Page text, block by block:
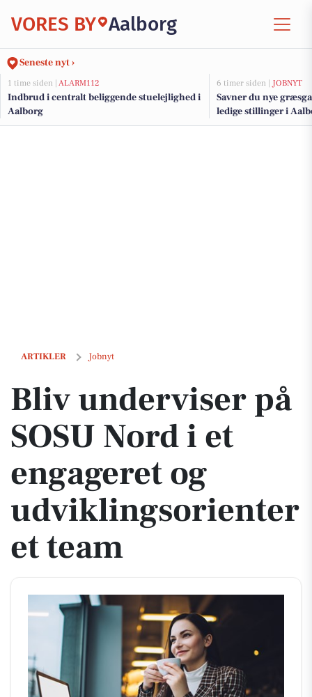
VORES BY Aalborg
Seneste nyt ›
1 time siden | ALARM112
Indbrud i centralt beliggende stuelejlighed i
Aalborg
6 timer siden | JOBNYT
Savner du nye
ledige stillinger i
ARTIKLER Jobnyt
Bliv underviser på SOSU Nord i et engageret og udviklingsorienteret
Bliv underviser på
SOSU Nord i et
engageret og
udviklingsorienter
et team